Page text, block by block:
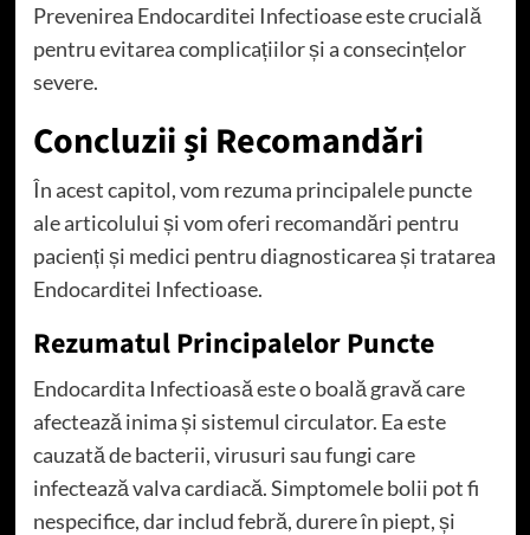
Prevenirea Endocarditei Infectioase este crucială
pentru evitarea complicațiilor și a consecințelor
severe.
Concluzii și Recomandări
În acest capitol, vom rezuma principalele puncte
ale articolului și vom oferi recomandări pentru
pacienți și medici pentru diagnosticarea și tratarea
Endocarditei Infectioase.
Rezumatul Principalelor Puncte
Endocardita Infectioasă este o boală gravă care
afectează inima și sistemul circulator. Ea este
cauzată de bacterii, virusuri sau fungi care
infectează valva cardiacă. Simptomele bolii pot fi
nespecifice, dar includ febră, durere în piept, și